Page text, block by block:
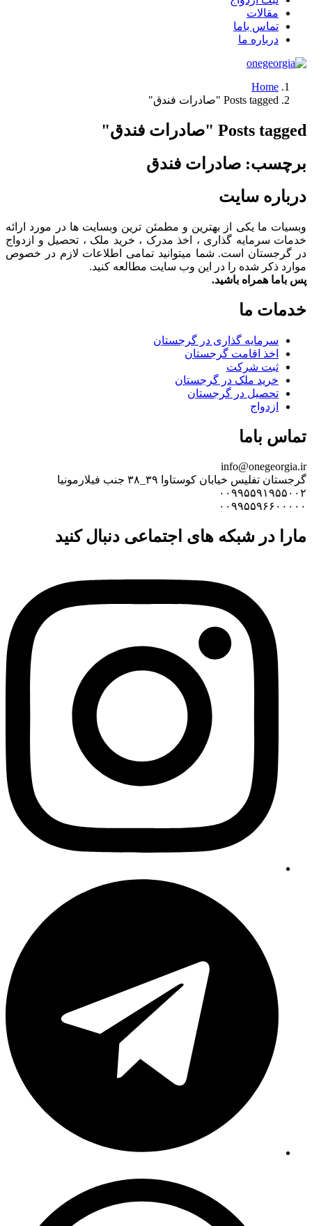
مقالات
تماس باما
درباره ما
Home
Posts tagged "صادرات فندق"
Posts tagged "صادرات فندق"
برچسب: صادرات فندق
درباره سایت
وبسیات ما یکی از بهترین و مطمئن ترین وبسایت ها در مورد ارائه
خدمات سرمایه گذاری ، اخذ مدرک ، خرید ملک ، تحصیل و ازدواج
در گرجستان است. شما میتوانید تمامی اطلاعات لازم در خصوص
موارد ذکر شده را در این وب سایت مطالعه کنید.
پس باما همراه باشید.
خدمات ما
سرمایه گذاری در گرجستان
اخذ اقامت گرجستان
ثبت شرکت
خرید ملک در گرجستان
تحصیل در گرجستان
ازدواج
تماس باما
info@onegeorgia.ir
گرجستان تفلیس خیابان کوستاوا ۳۹_۳۸ جنب فیلارمونیا
۰۰۹۹۵۵۹۱۹۵۵۰۰۲
۰۰۹۹۵۵۹۶۶۰۰۰۰۰
مارا در شبکه های اجتماعی دنبال کنید